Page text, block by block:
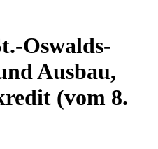
Oswalds-
Ausbau,
(vom 8.